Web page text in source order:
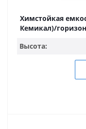
Химстойкая
Кемикал)/
Высота: